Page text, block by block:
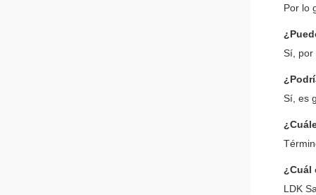
Por lo
Sí, por
Sí, es
¿Cuál
LDK